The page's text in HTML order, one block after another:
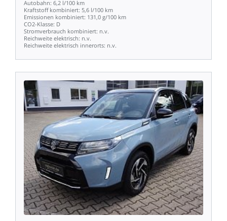
Autobahn: 6,2 l/100 km
Kraftstoff kombiniert: 5,6 l/100 km
Emissionen kombiniert: 131,0 g/100 km
CO2-Klasse: D
Stromverbrauch kombiniert: n.v.
Reichweite elektrisch: n.v.
Reichweite elektrisch innerorts: n.v.